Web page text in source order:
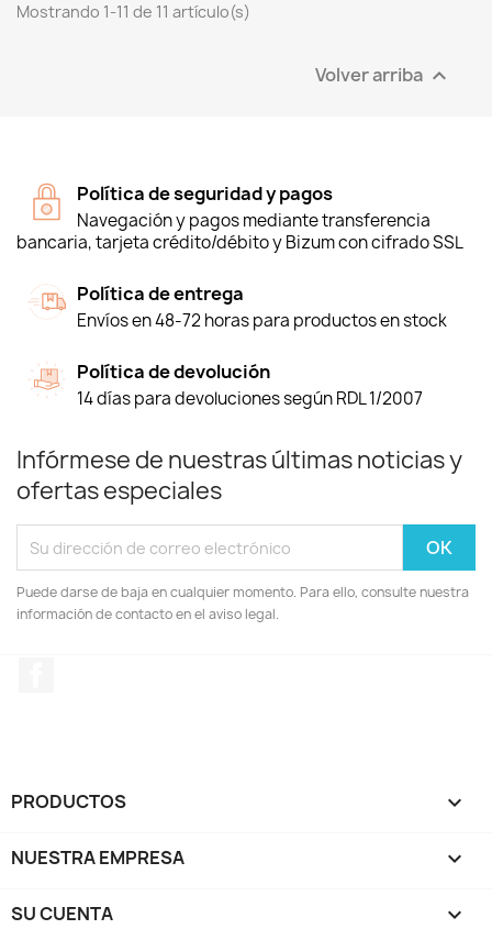
Mostrando 1-11 de 11 artículo(s)
Volver arriba 
Política de seguridad y pagos
Navegación y pagos mediante transferencia
bancaria, tarjeta crédito/débito y Bizum con cifrado SSL
Política de entrega
Envíos en 48-72 horas para productos en stock
Política de devolución
14 días para devoluciones según RDL 1/2007
Infórmese de nuestras últimas noticias y
ofertas especiales
Puede darse de baja en cualquier momento. Para ello, consulte nuestra
información de contacto en el aviso legal.
PRODUCTOS 
NUESTRA EMPRESA 
SU CUENTA 